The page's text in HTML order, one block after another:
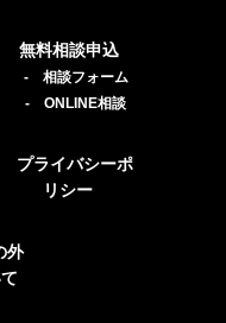
無料相談申込
- 相談フォーム
- ONLINE相談
プライバシーポ
リシー
外